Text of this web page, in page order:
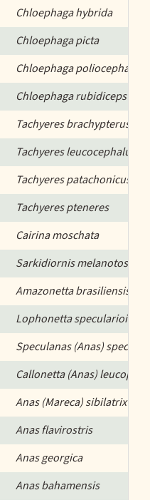
Chloephaga hybrida
Chloephaga picta
Chloephaga poliocephala
Chloephaga rubidiceps
Tachyeres brachypterus
Tachyeres leucocephalus
Tachyeres patachonicus
Tachyeres pteneres
Cairina moschata
Sarkidiornis melanotos
Amazonetta brasiliensis
Lophonetta specularioides
Speculanas (Anas)
Callonetta (Anas)
Anas (Mareca) sibilatrix
Anas flavirostris
Anas georgica
Anas bahamensis